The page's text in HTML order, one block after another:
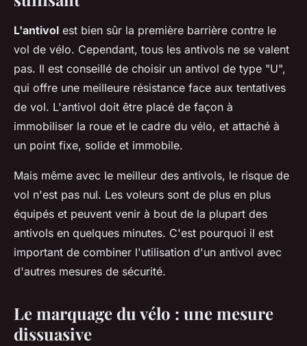
L'antivol est bien sûr la première barrière contre le
vol de vélo. Cependant, tous les antivols ne se valent
pas. Il est conseillé de choisir un antivol de type "U",
qui offre une meilleure résistance face aux tentatives
de vol. L'antivol doit être placé de façon à
immobiliser la roue et le cadre du vélo, et attaché à
un point fixe, solide et immobile.
Mais même avec le meilleur des antivols, le risque de
vol n'est pas nul. Les voleurs sont de plus en plus
équipés et peuvent venir à bout de la plupart des
antivols en quelques minutes. C'est pourquoi il est
important de combiner l'utilisation d'un antivol avec
d'autres mesures de sécurité.
Le marquage du vélo : une mesure
dissuasive